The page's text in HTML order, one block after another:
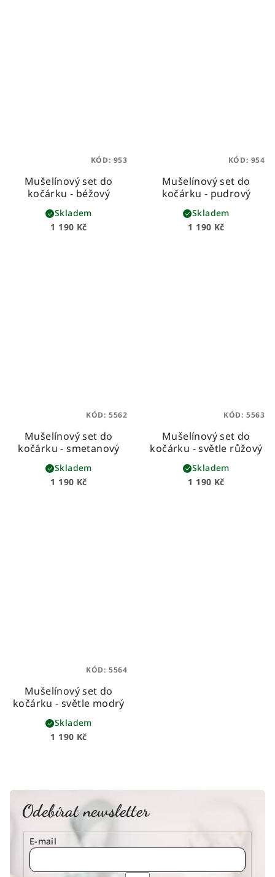
Mušelínový set do
kočárku - béžový
1 190 Kč
Skladem
KÓD: 953
Mušelínový set do
kočárku - pudrový
1 190 Kč
Skladem
KÓD: 954
Mušelínový set do
kočárku - smetanový
1 190 Kč
Skladem
KÓD: 5562
Mušelínový set do
kočárku - světle růžový
1 190 Kč
Skladem
KÓD: 5563
Mušelínový set do
kočárku - světle modrý
1 190 Kč
Skladem
KÓD: 5564
Odebírat newsletter
E-mail